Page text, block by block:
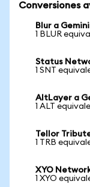
Conversiones
Blur a
1 BLUR
Status
1 SNT
AltLayer a
1 ALT
Tellor
1 TRB
XYO
1 XYO